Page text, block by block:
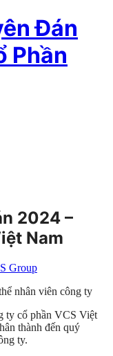
Đán
Phần
2024 –
Nam
Group
nhân viên công ty
ty cổ phần VCS Việt
thành đến quý
ty.